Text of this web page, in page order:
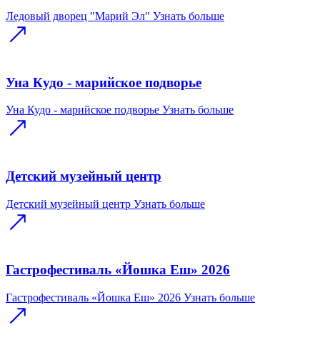
Ледовый дворец "Марий Эл" Узнать больше
Уна Кудо - марийское подворье
Уна Кудо - марийское подворье Узнать больше
Детский музейный центр
Детский музейный центр Узнать больше
Гастрофестиваль «Йошка Еш» 2026
Гастрофестиваль «Йошка Еш» 2026 Узнать больше